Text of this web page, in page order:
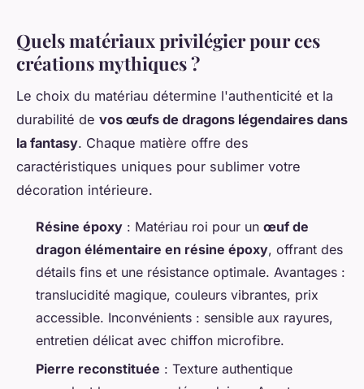
Quels matériaux privilégier pour ces
créations mythiques ?
Le choix du matériau détermine l'authenticité et la
durabilité de vos œufs de dragons légendaires dans
la fantasy. Chaque matière offre des
caractéristiques uniques pour sublimer votre
décoration intérieure.
Résine époxy : Matériau roi pour un œuf de
dragon élémentaire en résine époxy, offrant des
détails fins et une résistance optimale. Avantages :
translucidité magique, couleurs vibrantes, prix
accessible. Inconvénients : sensible aux rayures,
entretien délicat avec chiffon microfibre.
Pierre reconstituée : Texture authentique